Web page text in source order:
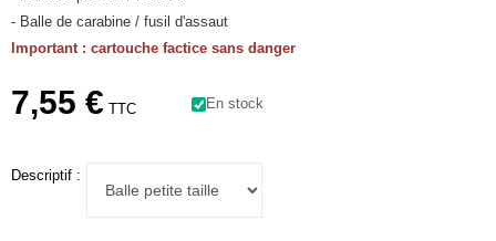
- Balle de carabine / fusil d'assaut
Important : cartouche factice sans danger
7,55 € TTC En stock
Descriptif :